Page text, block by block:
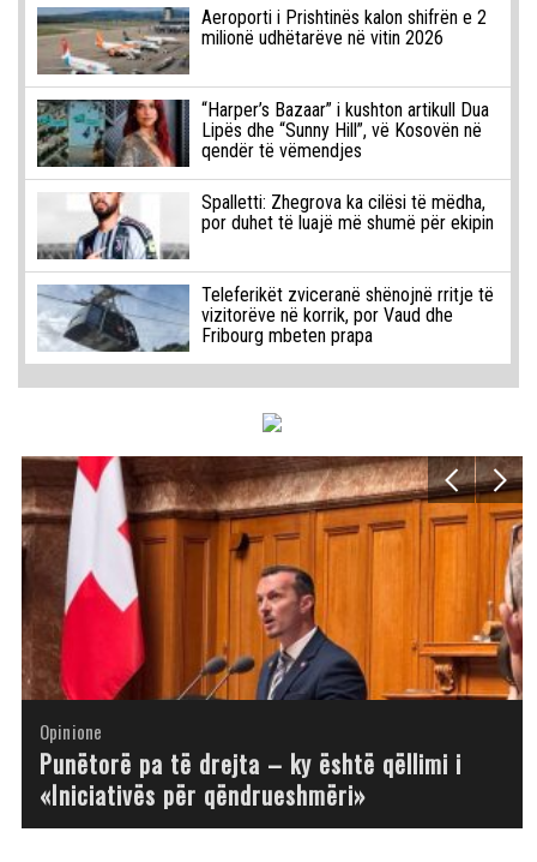
Aeroporti i Prishtinës kalon shifrën e 2
milionë udhëtarëve në vitin 2026
“Harper’s Bazaar” i kushton artikull Dua
Lipës dhe “Sunny Hill”, vë Kosovën në
qendër të vëmendjes
Spalletti: Zhegrova ka cilësi të mëdha,
por duhet të luajë më shumë për ekipin
Teleferikët zviceranë shënojnë rritje të
vizitorëve në korrik, por Vaud dhe
Fribourg mbeten prapa
Opinione
Opinione
Punëtorë pa të drejta – ky është qëllimi i
«Iniciativës për qëndrueshmëri»
Opinione
Opinione
Opinione
Opinione
Opinione
Opinione